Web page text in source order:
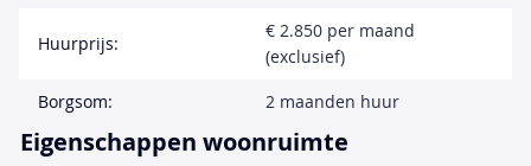
Huurprijs:
€ 2.850 per maand
(exclusief)
Borgsom:
2 maanden huur
Eigenschappen woonruimte